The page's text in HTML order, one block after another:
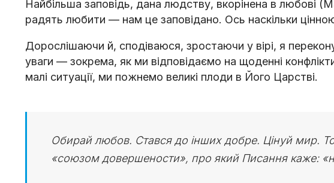
Найбільша заповідь, дана людству, вкорінена в любові
радять любити — нам це заповідано. Ось наскільки
Дорослішаючи й, сподіваюся, зростаючи у вірі, я
уваги — зокрема, як ми відповідаємо на щоденні
малі ситуації, ми пожнемо великі плоди в Його Царстві.
Обирай любов. Стався до інших добре. Цінуй мир.
«союзом довершености», про який Писання каже: